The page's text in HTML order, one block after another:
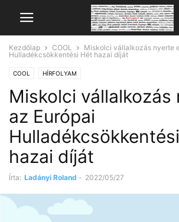
Kezdőlap COOL
Miskolci vállalkozás nyerte
Hulladékcsökkentési Hét hazai díját
COOL HÍRFOLYAM
Miskolci vállalkozás
az Európai
hazai díját
Írta: Ladányi Roland - 2022/05/27